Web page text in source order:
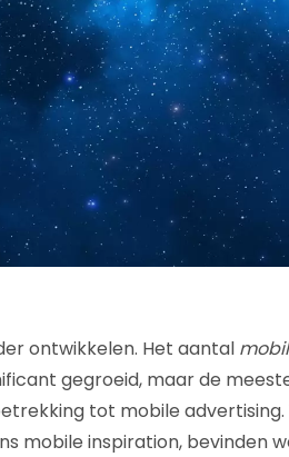
ontwikkelen. Het aantal
gegroeid, maar de
tot mobile advertising.
mobile inspiration, bevinden